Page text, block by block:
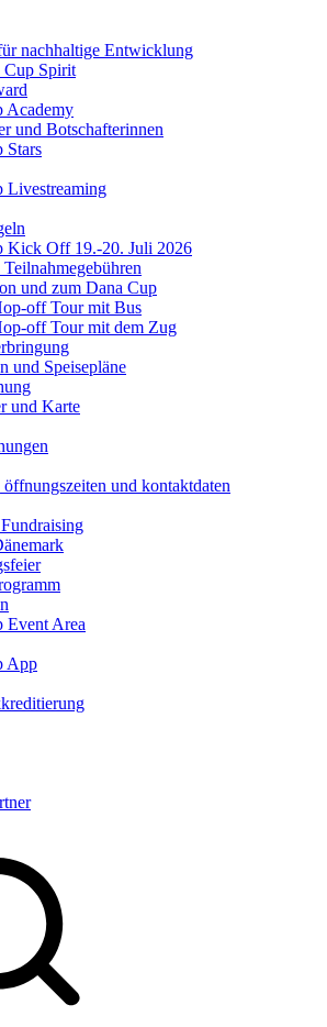
nachhaltige Entwicklung
Cup Spirit
Academy
und Botschafterinnen
Stars
Livestreaming
Kick Off 19.-20. Juli 2026
Teilnahmegebühren
und zum Dana Cup
off Tour mit Bus
off Tour mit dem Zug
und Speisepläne
und Karte
und kontaktdaten
Event Area
App